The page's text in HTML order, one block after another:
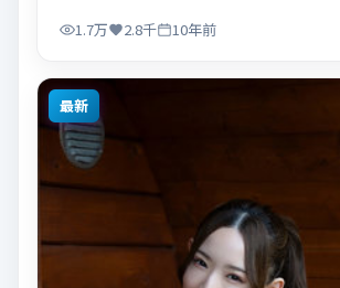
1.7万 2.8千 10年前
最新